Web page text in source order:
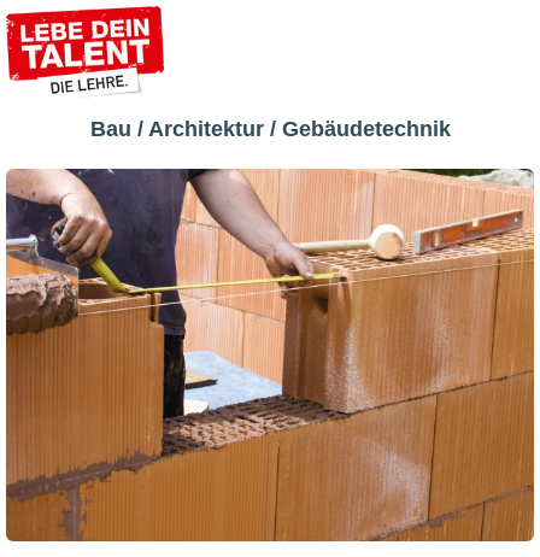
Bau / Architektur / Gebäudetechnik